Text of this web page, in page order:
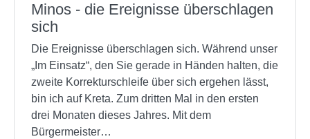
Minos - die Ereignisse überschlagen
sich
Die Ereignisse überschlagen sich. Während unser
„Im Einsatz“, den Sie gerade in Händen halten, die
zweite Korrekturschleife über sich ergehen lässt,
bin ich auf Kreta. Zum dritten Mal in den ersten
drei Monaten dieses Jahres. Mit dem
Bürgermeister…